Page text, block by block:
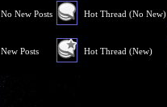
No New Posts
New Posts
Hot Thread (No New)
Hot Thread (New)